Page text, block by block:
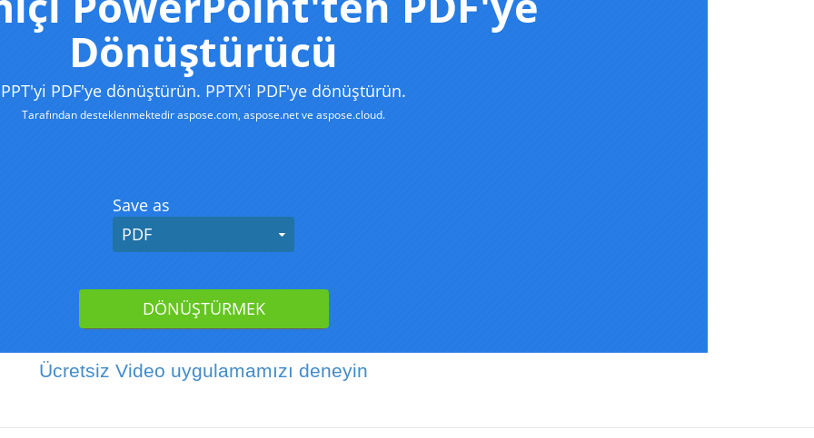
Ücretsiz Video uygulamamızı deneyin